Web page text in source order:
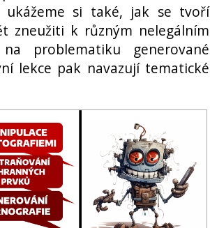
ukážeme si také, jak se tvoří
zneužiti k různým nelegálním
problematiku generované
lekce pak navazují tematické